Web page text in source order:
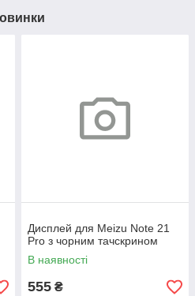
Дисплей для Meizu Note 21
Pro з чорним тачскрином
В наявності
555 ₴